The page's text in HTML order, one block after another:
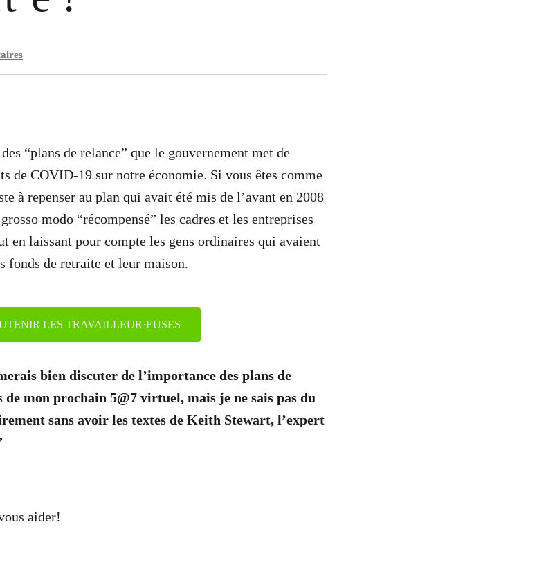
“plans de relance” que le gouvernement met de
de COVID-19 sur notre économie. Si vous êtes comme
à repenser au plan qui avait été mis de l’avant en 2008
modo “récompensé” les cadres et les entreprises
en laissant pour compte les gens ordinaires qui avaient
fonds de retraite et leur maison.
LES TRAVAILLEUR·EUSES
bien discuter de l’importance des plans de
mon prochain 5@7 virtuel, mais je ne sais pas du
sans avoir les textes de Keith Stewart, l’expert
aider!